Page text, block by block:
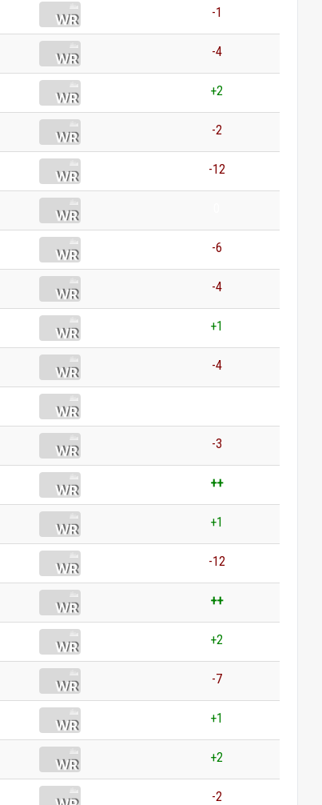
-1
-4
+2
-2
-12
-6
-4
+1
-4
-3
++
+1
-12
++
+2
-7
+1
+2
-2